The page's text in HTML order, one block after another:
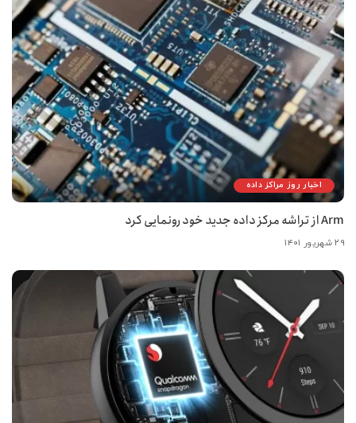
اخبار روز مراکز داده
Arm از تراشه مرکز داده جدید خود رونمایی کرد
۲۹ شهریور ۱۴۰۱